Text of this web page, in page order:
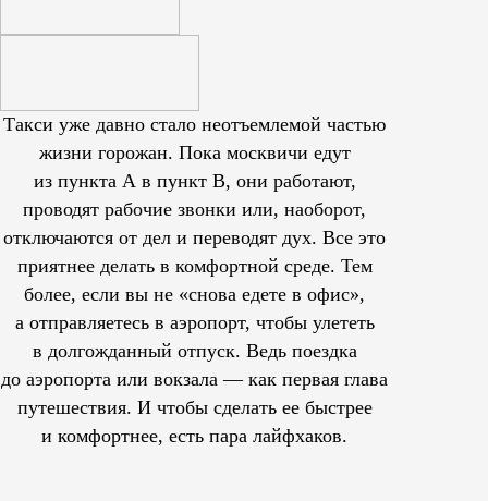
Такси уже давно стало неотъемлемой частью
жизни горожан. Пока москвичи едут
из пункта А в пункт В, они работают,
проводят рабочие звонки или, наоборот,
отключаются от дел и переводят дух. Все это
приятнее делать в комфортной среде. Тем
более, если вы не «снова едете в офис»,
а отправляетесь в аэропорт, чтобы улететь
в долгожданный отпуск. Ведь поездка
до аэропорта или вокзала — как первая глава
путешествия. И чтобы сделать ее быстрее
и комфортнее, есть пара лайфхаков.